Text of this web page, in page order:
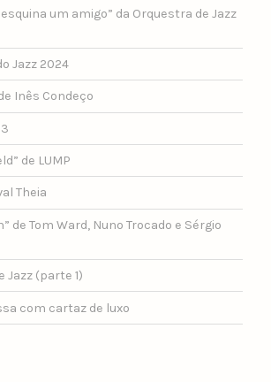
um amigo” da Orquestra de Jazz
Jazz 2024
Inês Condeço
de LUMP
Theia
de Tom Ward, Nuno Trocado e Sérgio
Jazz (parte 1)
com cartaz de luxo